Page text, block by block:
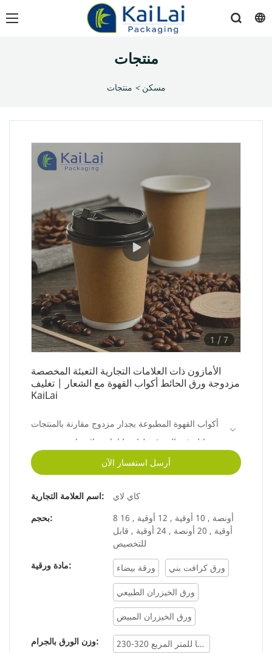
منتجات
مسكن > منتجات
1 /7
الأمازون ذات العلامات التجارية التعبئة المخصصة
مزدوجة ورق الحائط أكواب القهوة مع الشعار | تغليف
KaiLai
أكواب القهوة المطبوعة بجدار مزدوج مقارنة بالمنتجات
المماثلة في السوق ، لها مزايا بارزة لا تضاهى من حيث
الأداء والجودة والمظهر وما إلى ذلك ، وتتمتع بسمعة
طيبة في السوق. KaiLai Packaging تلخص عيوب
المنتجات السابقة ، وبشكل مستمر يحسنهم. يمكن
تخصيص مواصفات أكواب القهوة المطبوعة بجدار
أرسل استفسار الآن
اسم العلامة التجارية:
كاي لاي
بحجم:
8 أونصة , 10 أوقية , 12 أوقية , 16
أوقية , 20 أونصة , 24 أوقية , قابل
للتخصيص
مادة ورقية:
ورقة بيضاء ورق كرافت بني
ورق الخيزران الطبيعي
ورق الخيزران المبيض
وزن الورق بالجرام: 230-320 جرامًا للمتر المربع